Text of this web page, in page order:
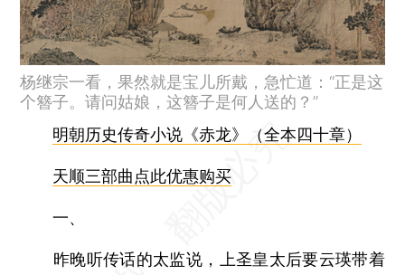
杨继宗一看，果然就是宝儿所戴，急忙道：“正是这
个簪子。请问姑娘，这簪子是何人送的？”
明朝历史传奇小说《赤龙》（全本四十章）
天顺三部曲点此优惠购买
一、
昨晚听传话的太监说，上圣皇太后要云瑛带着